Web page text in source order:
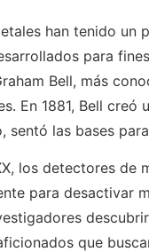
han tenido un
para
Bell, más
En 1881, Bell
sentó las bases
los detectores de
para desactivar
que